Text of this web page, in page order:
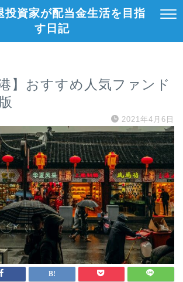
投資家が配当金生活を目指
す日記
】おすすめ人気ファンド
2021年4月6日